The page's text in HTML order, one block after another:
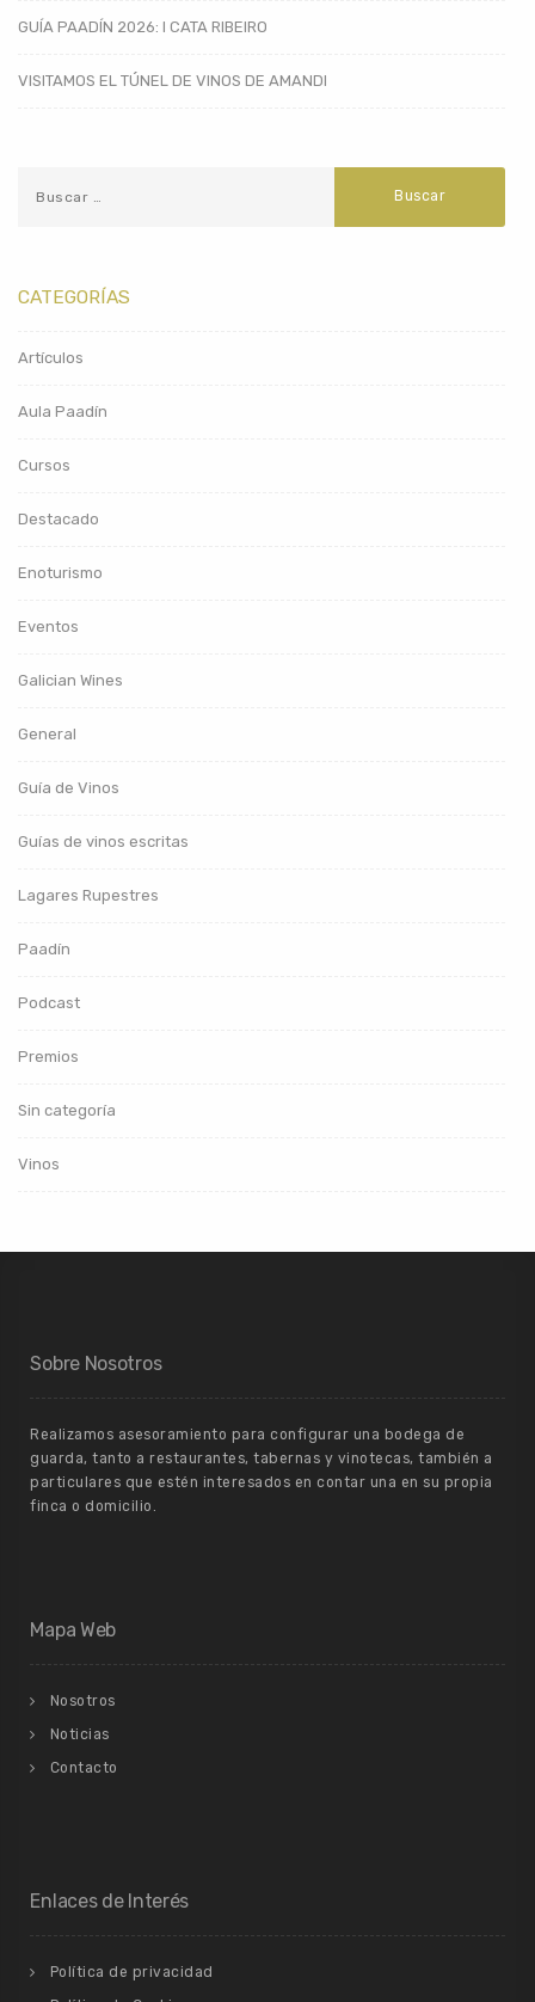
GUÍA PAADÍN 2026: I CATA RIBEIRO
VISITAMOS EL TÚNEL DE VINOS DE AMANDI
CATEGORÍAS
Artículos
Aula Paadín
Cursos
Destacado
Enoturismo
Eventos
Galician Wines
General
Guía de Vinos
Guías de vinos escritas
Lagares Rupestres
Paadín
Podcast
Premios
Sin categoría
Vinos
Sobre Nosotros
Realizamos asesoramiento para configurar una bodega de
guarda, tanto a restaurantes, tabernas y vinotecas, también a
particulares que estén interesados en contar una en su propia
finca o domicilio.
Mapa Web
Nosotros
Noticias
Contacto
Enlaces de Interés
Política de privacidad